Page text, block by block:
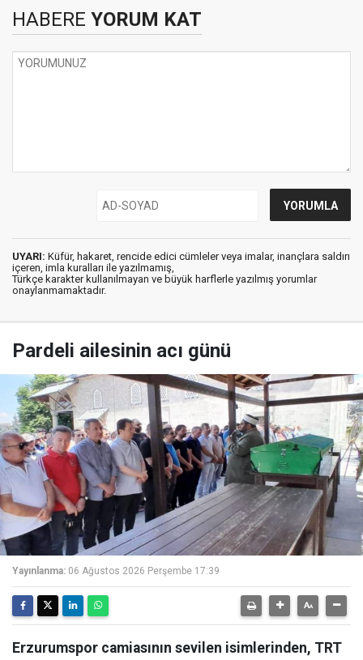
HABERE YORUM KAT
UYARI: Küfür, hakaret, rencide edici cümleler veya imalar, inançlara saldırı
içeren, imla kuralları ile yazılmamış,
Türkçe karakter kullanılmayan ve büyük harflerle yazılmış yorumlar
onaylanmamaktadır.
Pardeli ailesinin acı günü
Yayınlanma: 06 Ağustos 2026 Perşembe 17:39
Erzurumspor camiasının sevilen isimlerinden, TRT